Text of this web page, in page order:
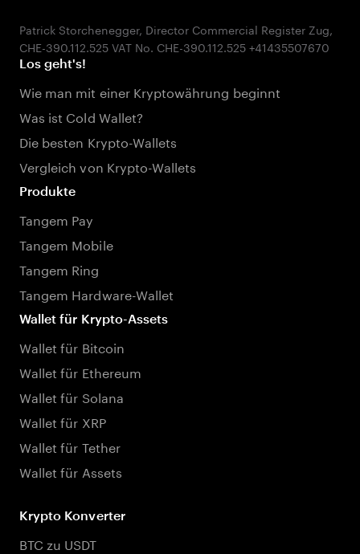
Patrick Storchenegger, Director Commercial Register Zug,
Los geht's!
Wie man mit einer Kryptowährung beginnt
Was ist Cold Wallet?
Die besten Krypto-Wallets
Vergleich von Krypto-Wallets
Produkte
Tangem Pay
Tangem Mobile
Tangem Ring
Tangem Hardware-Wallet
Wallet für Krypto-Assets
Wallet für Bitcoin
Wallet für Ethereum
Wallet für Solana
Wallet für XRP
Wallet für Tether
Wallet für Assets
Krypto Konverter
BTC zu USDT